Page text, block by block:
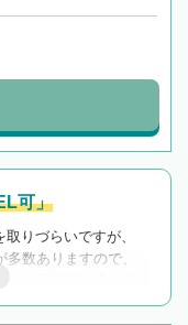
可」
りづらいですが、
数ありますので、
な事務所に絞り込